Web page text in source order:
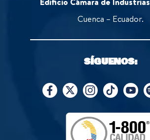
Cuenca – Ecuador.
SÍGUENOS: